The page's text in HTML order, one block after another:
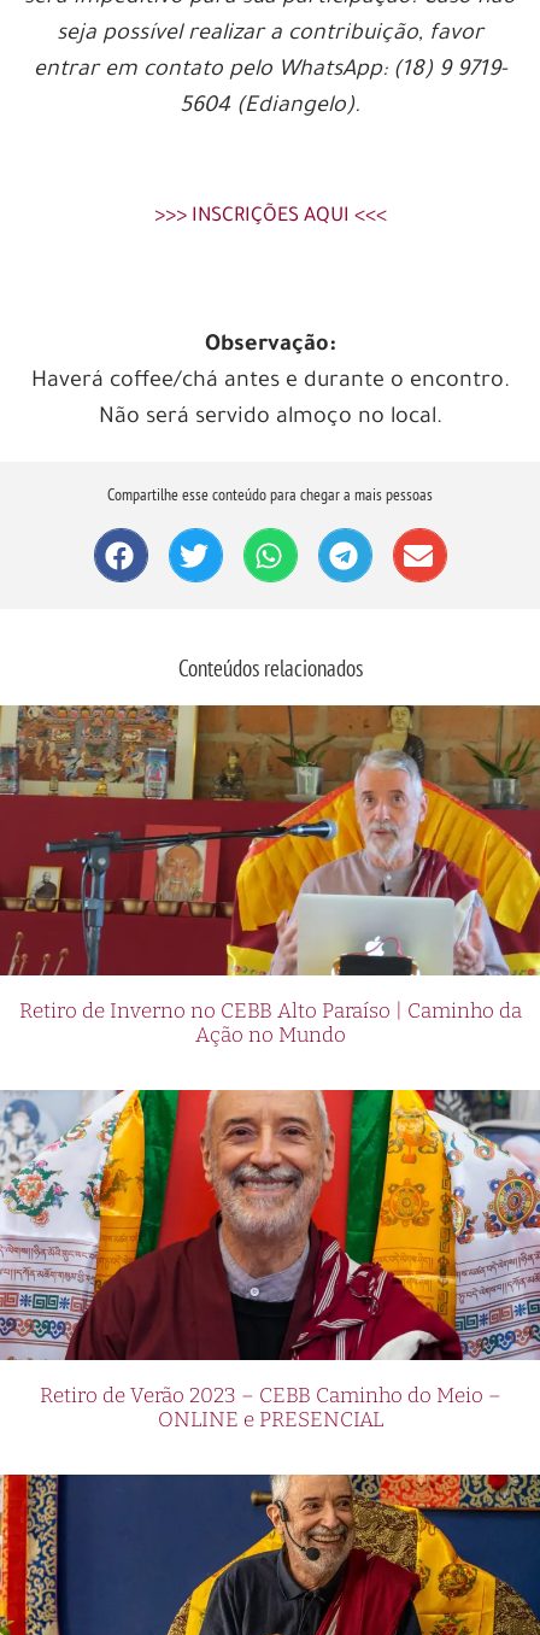
seja possível realizar a contribuição, favor
entrar em contato pelo WhatsApp: (18) 9 9719-
5604 (Ediangelo).
>>> INSCRIÇÕES AQUI <<<
Observação:
Haverá coffee/chá antes e durante o encontro.
Não será servido almoço no local.
Compartilhe esse conteúdo para chegar a mais pessoas
Conteúdos relacionados
Retiro de Inverno no CEBB Alto Paraíso | Caminho da
Ação no Mundo
Retiro de Verão 2023 – CEBB Caminho do Meio –
ONLINE e PRESENCIAL